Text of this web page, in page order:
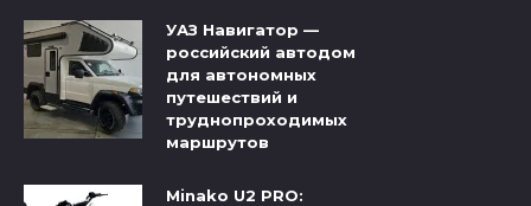
УАЗ Навигатор —
российский автодом
для автономных
путешествий и
труднопроходимых
маршрутов
Minako U2 PRO: